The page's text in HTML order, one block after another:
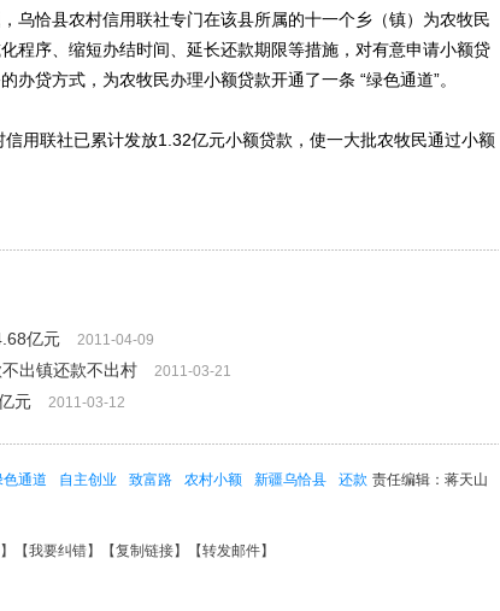
恰县农村信用联社专门在该县所属的十一个乡（镇）为农牧民
程序、缩短办结时间、延长还款期限等措施，对有意申请小额贷
办贷方式，为农牧民办理小额贷款开通了一条 “绿色通道”。
联社已累计发放1.32亿元小额贷款，使一大批农牧民通过小额
亿元 2011-04-09
出镇还款不出村 2011-03-21
元 2011-03-12
责任编辑：蒋天山
色通道 自主创业 致富路 农村小额 新疆乌恰县
还款
】【我要纠错】【复制链接】【转发邮件】